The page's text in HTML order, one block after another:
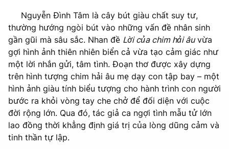
Nguyễn Đình Tâm là cây bút giàu chất suy tư,
thường hướng ngòi bút vào những vấn đề nhân sinh
gần gũi mà sâu sắc. Nhan đề Lời của chim hải âuvừa
gợi hình ảnh thiên nhiên biển cả vừa tạo cảm giác như
một lời nhắn gửi, tâm tình. Đoạn thơ được xây dựng
trên hình tượng chim hải âu mẹ dạy con tập bay – một
hình ảnh giàu tính biểu tượng cho hành trình con người
bước ra khỏi vòng tay che chở để đối diện với cuộc
đời rộng lớn. Qua đó, tác giả ca ngợi tình mẫu tử lớn
lao đồng thời khẳng định giá trị của lòng dũng cảm và
tinh thần tự lập.